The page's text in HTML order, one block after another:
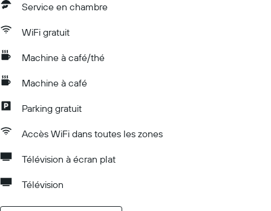
Service en chambre
WiFi gratuit
Machine à café/thé
Machine à café
Parking gratuit
Accès WiFi dans toutes les zones
Télévision à écran plat
Télévision